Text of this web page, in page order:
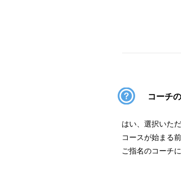
コーチ
はい、選択いただ
コースが始まる
ご指名のコーチ